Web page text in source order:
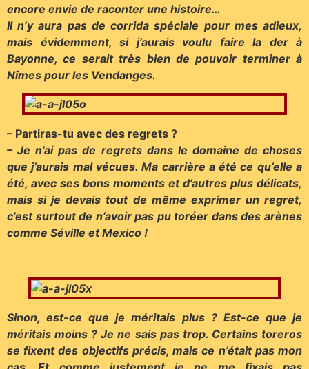
encore envie de raconter une histoire…
Il n’y aura pas de corrida spéciale pour mes adieux,
mais évidemment, si j’aurais voulu faire la der à
Bayonne, ce serait très bien de pouvoir terminer à
Nîmes pour les Vendanges.
– Partiras-tu avec des regrets ?
– Je n’ai pas de regrets dans le domaine de choses
que j’aurais mal vécues. Ma carrière a été ce qu’elle a
été, avec ses bons moments et d’autres plus délicats,
mais si je devais tout de même exprimer un regret,
c’est surtout de n’avoir pas pu toréer dans des arènes
comme Séville et Mexico !
Sinon, est-ce que je méritais plus ? Est-ce que je
méritais moins ? Je ne sais pas trop. Certains toreros
se fixent des objectifs précis, mais ce n’était pas mon